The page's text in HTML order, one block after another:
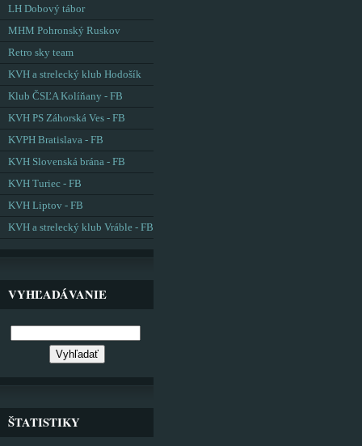
LH Dobový tábor
MHM Pohronský Ruskov
Retro sky team
KVH a strelecký klub Hodošík
Klub ČSĽA Kolíňany - FB
KVH PS Záhorská Ves - FB
KVPH Bratislava - FB
KVH Slovenská brána - FB
KVH Turiec - FB
KVH Liptov - FB
KVH a strelecký klub Vráble - FB
VYHĽADÁVANIE
ŠTATISTIKY